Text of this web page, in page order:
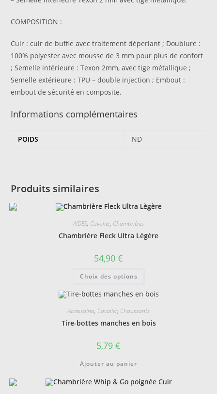
COMPOSITION :
Cuir : cuir de buffle avec traitement déperlant ; Doublure :
100% polyester avec mousse de 3 mm pour plus de confort
; Semelle intérieure : Texon 2mm, avec tige métallique ;
Semelle extérieure : TPU – double injection ; Embout :
embout de sécurité en composite.
Informations complémentaires
POIDS ND
Produits similaires
AIDES, Cavalier, Chambrières
Chambrière Fleck Ultra Lègère
54,90 €
Choix des options
plusieurs
variations.
options
peuvent
être
Accessoires, Cavalier, Chaussants
Tire-bottes manches en bois
5,79 €
Ajouter au panier